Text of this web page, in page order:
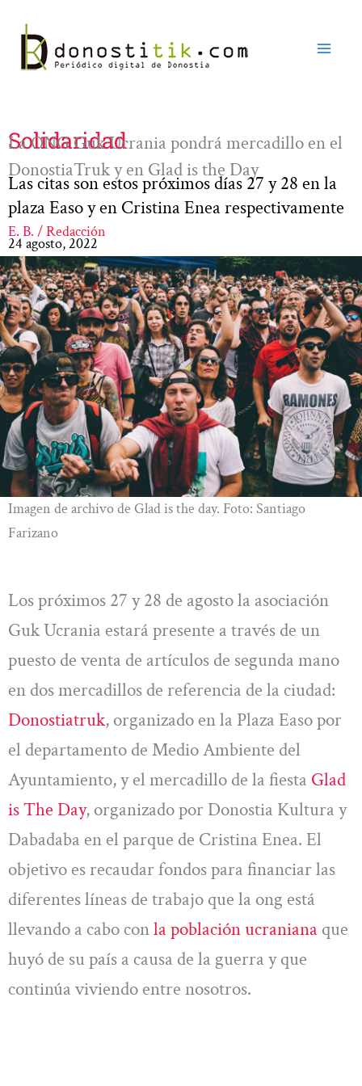
contenido
Solidaridad
La ONG Guk Ucrania pondrá mercadillo en el
DonostiaTruk y en Glad is the Day
Las citas son estos próximos días 27 y 28 en la
plaza Easo y en Cristina Enea respectivamente
E. B. / Redacción
24 agosto, 2022
Imagen de archivo de Glad is the day. Foto: Santiago
Farizano
Los próximos 27 y 28 de agosto la asociación
Guk Ucrania estará presente a través de un
puesto de venta de artículos de segunda mano
en dos mercadillos de referencia de la ciudad:
Donostiatruk, organizado en la Plaza Easo por
el departamento de Medio Ambiente del
Ayuntamiento, y el mercadillo de la fiesta Glad
is The Day, organizado por Donostia Kultura y
Dabadaba en el parque de Cristina Enea. El
objetivo es recaudar fondos para financiar las
diferentes líneas de trabajo que la ong está
llevando a cabo conla población ucraniana que
huyó de su país a causa de la guerra y que
continúa viviendo entre nosotros.